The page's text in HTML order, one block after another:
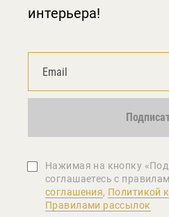
интерьера!
Нажимая на кнопку
соглашаетеcь с
соглашения, Политикой
Правилами рассылок